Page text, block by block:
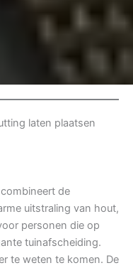
laten plaatsen
de
uitstraling van hout,
personen die op
tuinafscheiding.
te weten te komen. De